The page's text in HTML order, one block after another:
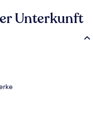
Unterkunft